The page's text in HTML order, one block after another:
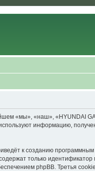
«мы», «наш», «HYUNDAI
информацию,
к созданию
только
phpBB. Третья